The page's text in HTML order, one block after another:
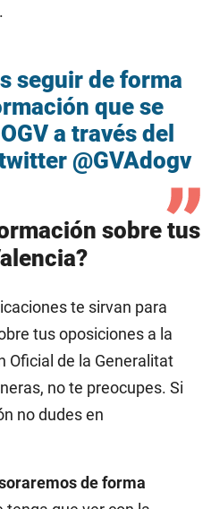
seguir de forma
que se
a través del
@GVAdogv
sobre tus
te sirvan para
tus oposiciones a la
Oficial de la Generalitat
no te preocupes. Si
no dudes en
de forma